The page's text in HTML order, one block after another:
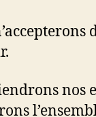
nos